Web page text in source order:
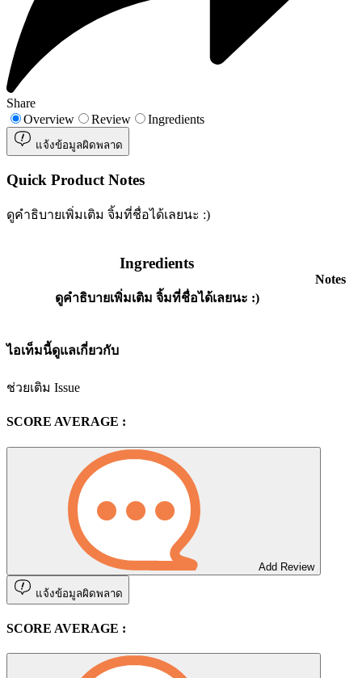
Share
Overview
Review Ingredients
แจ้งข้อมูลผิดพลาด
Quick Product Notes
ดูคำธิบายเพิ่มเติม จิ้มที่ชื่อได้เลยนะ :)
Ingredients
ดูคำธิบายเพิ่มเติม จิ้มที่ชื่อได้เลยนะ :)
Notes
ไอเท็มนี้ดูแลเกี่ยวกับ
ช่วยเติม Issue
SCORE AVERAGE :
Add Review
แจ้งข้อมูลผิดพลาด
SCORE AVERAGE :